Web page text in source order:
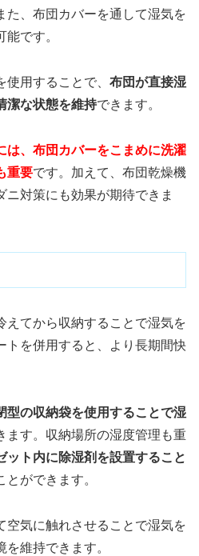
た、布団カバーを通して湿気を
です。
用することで、 布団が直接湿
潔な状態を維持できます。
は、布団カバーをこまめに洗濯
重要です。加えて、布団乾燥機
ニ対策にも効果が期待できま
えてから収納することで湿気を
トを併用すると、より長期間快
型の収納袋を使用することで湿
ます。収納場所の湿度管理も重
ット内に除湿剤を設置すること
とができます。
空気に触れさせることで湿気を
維持できます。